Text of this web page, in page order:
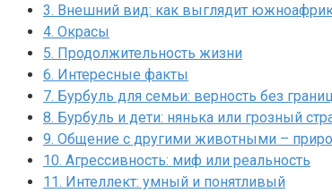
3. Внешний вид: как выглядит
4. Окрасы
5. Продолжительность жизни
6. Интересные факты
7. Бурбуль для семьи: верность без
8. Бурбуль и дети: нянька или грозный
9. Общение с другими животными –
10. Агрессивность: миф или реальность
11. Интеллект: умный и понятливый